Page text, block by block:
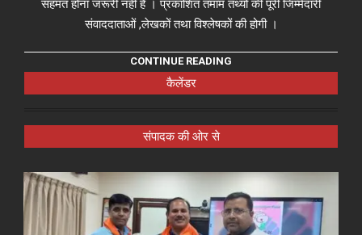
सहमत होना जरूरी नहीं है । प्रकाशित तमाम तथ्यों की पूरी जिम्मेदारी
संवाददाताओं ,लेखकों तथा विश्लेषकों की होगी ।
CONTINUE READING
कैलेंडर
संपादक की ओर से